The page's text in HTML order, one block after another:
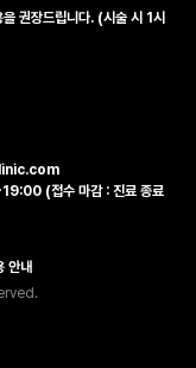
권장드립니다. (시술 시 1시
(접수 마감 : 진료 종료
안내